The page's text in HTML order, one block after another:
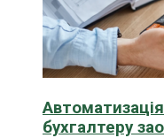
бухгалтеру